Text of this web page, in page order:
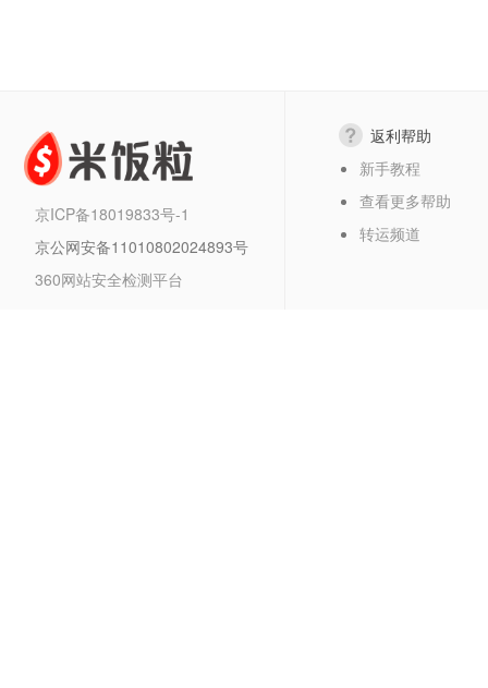
京ICP备18019833号-1
京公网安备11010802024893号
360网站安全检测平台
返利帮助
新手教程
查看更多帮助
转运频道